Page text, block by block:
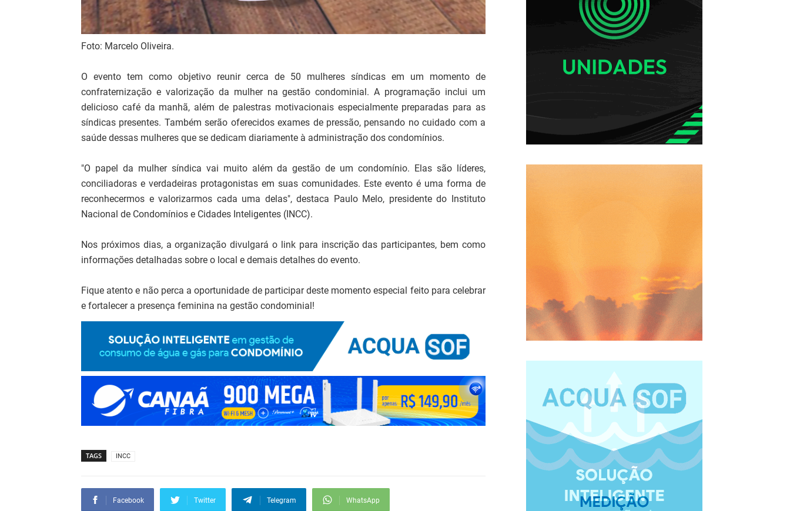
Foto: Marcelo Oliveira.
O evento tem como objetivo reunir cerca de 50 mulheres síndicas em um momento de
confraternização e valorização da mulher na gestão condominial. A programação inclui um
delicioso café da manhã, além de palestras motivacionais especialmente preparadas para as
síndicas presentes. Também serão oferecidos exames de pressão, pensando no cuidado com a
saúde dessas mulheres que se dedicam diariamente à administração dos condomínios.
"O papel da mulher síndica vai muito além da gestão de um condomínio. Elas são líderes,
conciliadoras e verdadeiras protagonistas em suas comunidades. Este evento é uma forma de
reconhecermos e valorizarmos cada uma delas", destaca Paulo Melo, presidente do Instituto
Nacional de Condomínios e Cidades Inteligentes (INCC).
Nos próximos dias, a organização divulgará o link para inscrição das participantes, bem como
informações detalhadas sobre o local e demais detalhes do evento.
Fique atento e não perca a oportunidade de participar deste momento especial feito para celebrar
e fortalecer a presença feminina na gestão condominial!
TAGS INCC
Facebook Twitter Telegram WhatsApp